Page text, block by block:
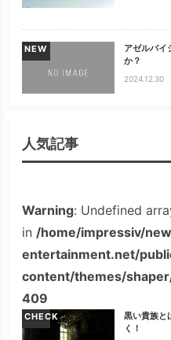
NEW
アゼルバイ
か？
2024.12.30
人気記事
Warning: Undefined
in /home/impressiv/
entertainment.net/
content/themes/
409
CHECK
黒い貴族と
く！